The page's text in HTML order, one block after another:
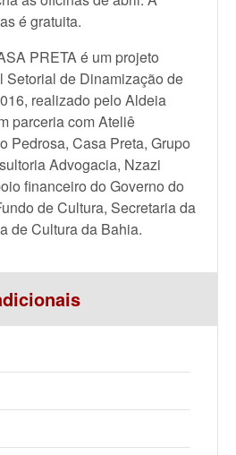
é gratuita.
PRETA é um projeto
Setorial de Dinamização de
realizado pelo Aldeia
parceria com Ateliê
Pedrosa, Casa Preta, Grupo
Advogacia, Nzazi
financeiro do Governo do
de Cultura, Secretaria da
de Cultura da Bahia.